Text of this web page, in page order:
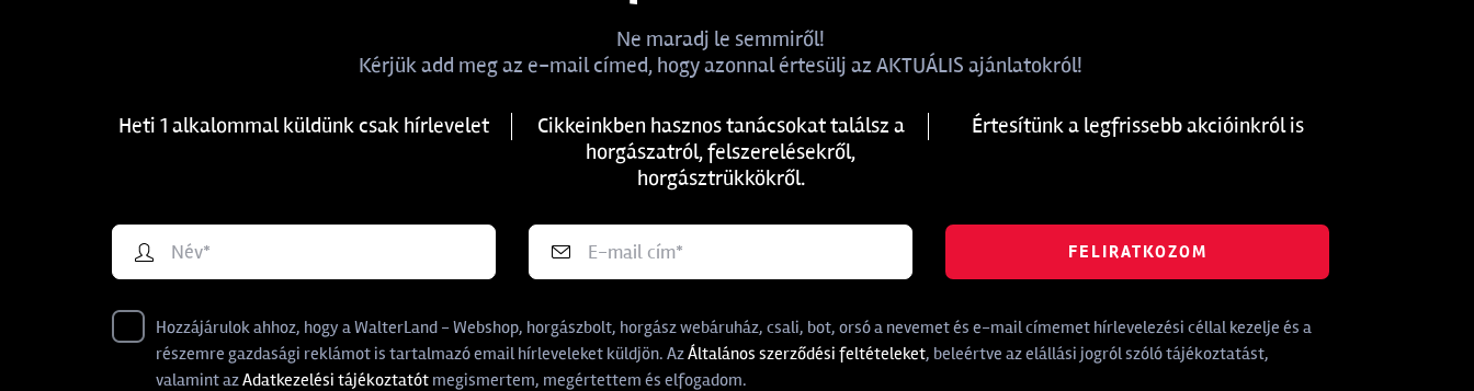
Ne maradj le semmiről!
Kérjük add meg az e-mail címed, hogy azonnal értesülj az AKTUÁLIS ajánlatokról!
Heti 1 alkalommal küldünk csak hírlevelet
Cikkeinkben hasznos tanácsokat találsz a
horgászatról, felszerelésekről,
horgásztrükkökről.
Értesítünk a legfrissebb akcióinkról is
FELIRATKOZOM
Hozzájárulok ahhoz, hogy a WalterLand - Webshop, horgászbolt, horgász webáruház, csali, bot, orsó a nevemet és e-mail címemet hírlevelezési céllal kezelje és a
részemre gazdasági reklámot is tartalmazó email hírleveleket küldjön. AzÁltalános szerződési feltételeket, beleértve az elállási jogról szóló tájékoztatást,
valamint azAdatkezelési tájékoztatót megismertem, megértettem és elfogadom.